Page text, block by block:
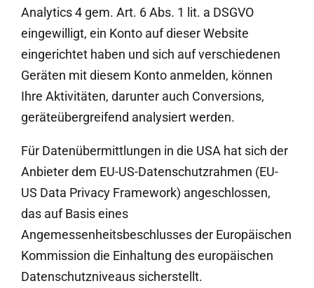
Analytics 4 gem. Art. 6 Abs. 1 lit. a DSGVO
eingewilligt, ein Konto auf dieser Website
eingerichtet haben und sich auf verschiedenen
Geräten mit diesem Konto anmelden, können
Ihre Aktivitäten, darunter auch Conversions,
geräteübergreifend analysiert werden.
Für Datenübermittlungen in die USA hat sich der
Anbieter dem EU-US-Datenschutzrahmen (EU-
US Data Privacy Framework) angeschlossen,
das auf Basis eines
Angemessenheitsbeschlusses der Europäischen
Kommission die Einhaltung des europäischen
Datenschutzniveaus sicherstellt.